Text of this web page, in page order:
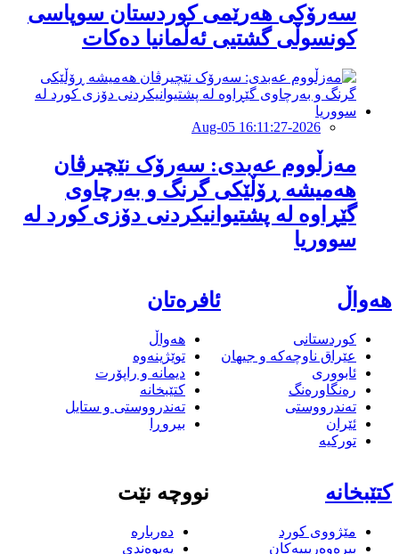
سەرۆکی هەرێمی کوردستان سوپاسى
کونسوڵی گشتیی ئەڵمانیا دەکات
2026-Aug-05 16:11:27
مەزڵووم عەبدی: سەرۆک نێچیرڤان
هەمیشە ڕۆڵێکی گرنگ و بەرچاوی
گێڕاوە لە پشتیوانیکردنی دۆزی کورد لە
سووریا
هەواڵ
کوردستانی
عێراق ناوچەکە و جیهان
ئابووری
رەنگاورەنگ
تەندرووستی
ئێران
تورکیە
ئافرەتان
هەواڵ
توێژینەوە
دیمانە و راپۆرت
کتێبخانە
تەندرووستی و ستایل
بیروڕا
کتێبخانە
مێژووى کورد
بیرەوەریییەکان
نووچە نێت
دەربارە
پەیوەندی